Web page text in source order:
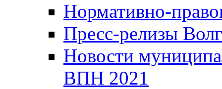
Нормативно-
Пресс-релизы
Новости
ВПН 2021